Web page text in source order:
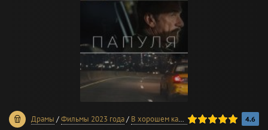
Драмы /Фильмы 2023 года/ В хорошем качестве
100 1 2 3 4 5 4.6